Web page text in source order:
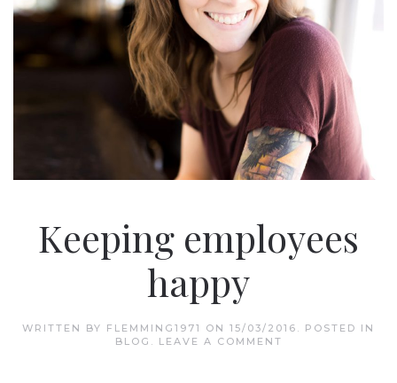
Keeping employees
happy
WRITTEN BY FLEMMING1971 ON 15/03/2016 . POSTED IN
BLOG . LEAVE A COMMENT